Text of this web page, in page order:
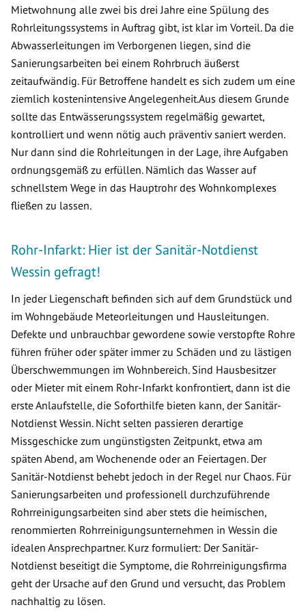
Mietwohnung alle zwei bis drei Jahre eine Spülung des
Rohrleitungssystems in Auftrag gibt, ist klar im Vorteil. Da die
Abwasserleitungen im Verborgenen liegen, sind die
Sanierungsarbeiten bei einem Rohrbruch äußerst
zeitaufwändig. Für Betroffene handelt es sich zudem um eine
ziemlich kostenintensive Angelegenheit.Aus diesem Grunde
sollte das Entwässerungssystem regelmäßig gewartet,
kontrolliert und wenn nötig auch präventiv saniert werden.
Nur dann sind die Rohrleitungen in der Lage, ihre Aufgaben
ordnungsgemäß zu erfüllen. Nämlich das Wasser auf
schnellstem Wege in das Hauptrohr des Wohnkomplexes
fließen zu lassen.
Rohr-Infarkt: Hier ist der Sanitär-Notdienst
Wessin gefragt!
In jeder Liegenschaft befinden sich auf dem Grundstück und
im Wohngebäude Meteorleitungen und Hausleitungen.
Defekte und unbrauchbar gewordene sowie verstopfte Rohre
führen früher oder später immer zu Schäden und zu lästigen
Überschwemmungen im Wohnbereich. Sind Hausbesitzer
oder Mieter mit einem Rohr-Infarkt konfrontiert, dann ist die
erste Anlaufstelle, die Soforthilfe bieten kann, der Sanitär-
Notdienst Wessin. Nicht selten passieren derartige
Missgeschicke zum ungünstigsten Zeitpunkt, etwa am
späten Abend, am Wochenende oder an Feiertagen. Der
Sanitär-Notdienst behebt jedoch in der Regel nur Chaos. Für
Sanierungsarbeiten und professionell durchzuführende
Rohrreinigungsarbeiten sind aber stets die heimischen,
renommierten Rohrreinigungsunternehmen in Wessin die
idealen Ansprechpartner. Kurz formuliert: Der Sanitär-
Notdienst beseitigt die Symptome, die Rohrreinigungsfirma
geht der Ursache auf den Grund und versucht, das Problem
nachhaltig zu lösen.